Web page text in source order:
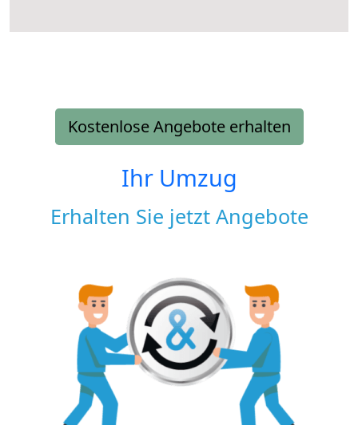
Kostenlose Angebote erhalten
Ihr Umzug
Erhalten Sie jetzt Angebote